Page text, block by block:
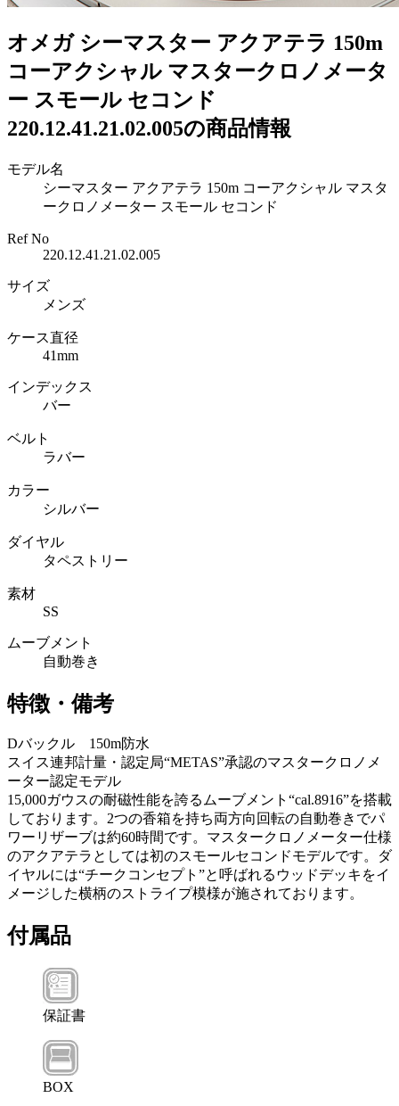
オメガ シーマスター アクアテラ 150m
コーアクシャル マスタークロノメータ
ー スモール セコンド
220.12.41.21.02.005の商品情報
モデル名
シーマスター アクアテラ 150m コーアクシャル マスタ
ークロノメーター スモール セコンド
Ref No
220.12.41.21.02.005
サイズ
メンズ
ケース直径
41mm
インデックス
バー
ベルト
ラバー
カラー
シルバー
ダイヤル
タペストリー
素材
SS
ムーブメント
自動巻き
特徴・備考
Dバックル 150m防水
スイス連邦計量・認定局“METAS”承認のマスタークロノメ
ーター認定モデル
15,000ガウスの耐磁性能を誇るムーブメント“cal.8916”を搭載
しております。2つの香箱を持ち両方向回転の自動巻きでパ
ワーリザーブは約60時間です。マスタークロノメーター仕様
のアクアテラとしては初のスモールセコンドモデルです。ダ
イヤルには“チークコンセプト”と呼ばれるウッドデッキをイ
メージした横柄のストライプ模様が施されております。
付属品
保証書
BOX